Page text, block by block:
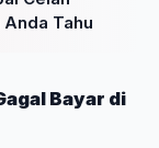
Tahu
Bayar di